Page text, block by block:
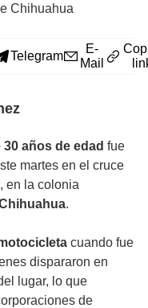
Chihuahua
Telegram
E-
Mail
años de edad fue
martes en el cruce
, en la colonia
.
cuando fue
dispararon en
lugar, lo que
de